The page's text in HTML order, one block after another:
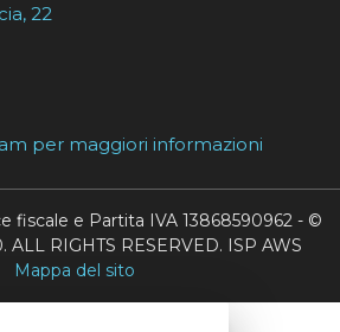
22
per maggiori informazioni
fiscale e Partita IVA 13868590962 - ©
ALL RIGHTS RESERVED. ISP AWS
Mappa del sito